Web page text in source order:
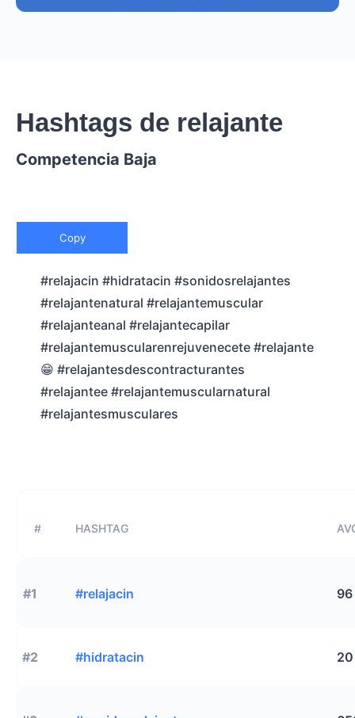
Hashtags de relajante
Competencia Baja
Copy
#relajacin #hidratacin #sonidosrelajantes
#relajantenatural #relajantemuscular
#relajanteanal #relajantecapilar
#relajantemuscularenrejuvenecete #relajante
😁 #relajantesdescontracturantes
#relajantee #relajantemuscularnatural
#relajantesmusculares
# HASHTAG
#1 #relajacin 96
#2 #hidratacin 20